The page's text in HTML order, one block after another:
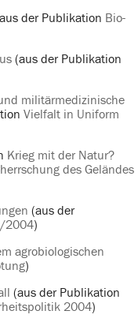
der Publikation Bio-
(aus der Publikation
militärmedizinische
Vielfalt in Uniform
Krieg mit der Natur?
des Geländes
(aus der
2004)
agrobiologischen
)
(aus der Publikation
2004)